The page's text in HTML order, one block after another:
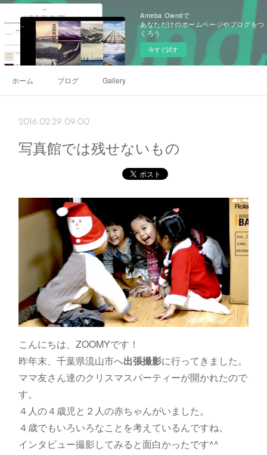
Ameba Owndで
あなただけのホームページやブログをつ
くろう
今すぐ試す
ホーム ブログ Gallery
2016.02.29 09:00
写真館では残せないもの
こんにちは、ZOOMYです！
昨年末、千葉県流山市へ出張撮影に行ってきました。
ママ友さん達のクリスマスパーティーが開かれたので
す。
４人の４歳児と２人の赤ちゃんがいました。
４歳でもいろいろなことを考えているんですね。
インタビュー撮影してみると面白かったです^^